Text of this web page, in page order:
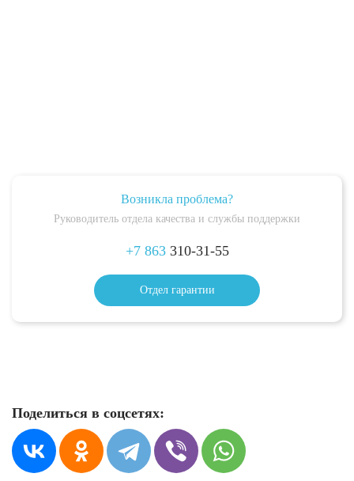
Возникла проблема?
Руководитель отдела качества и службы поддержки
+7 863310-31-55
Отдел гарантии
Поделиться в соцсетях: